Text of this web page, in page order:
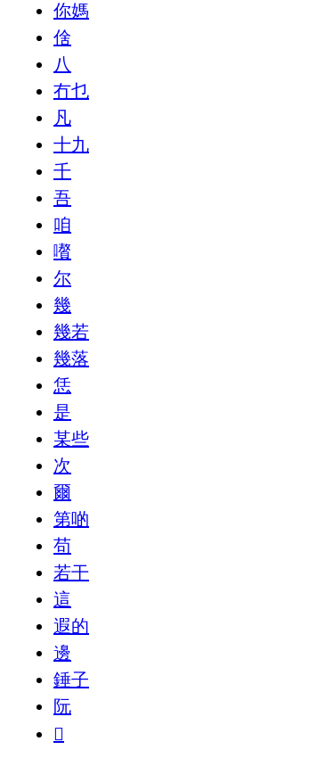
你媽
倽
八
冇乜
凡
十九
千
吾
咱
嚽
尔
幾
幾若
幾落
恁
是
某些
次
爾
第啲
苟
若干
這
遐的
邊
錘子
阮
𪜶